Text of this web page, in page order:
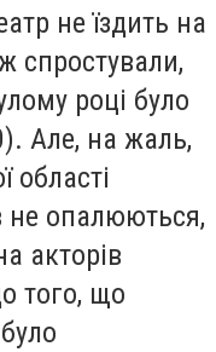
не їздить на
спростували,
році було
Але, на жаль,
області
не опалюються,
акторів
того, що